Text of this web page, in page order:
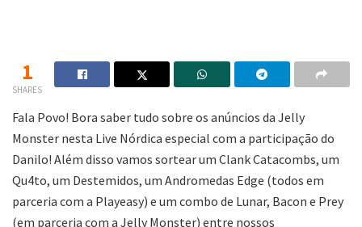
1
SHARES
Fala Povo! Bora saber tudo sobre os anúncios da Jelly
Monster nesta Live Nórdica especial com a participação do
Danilo! Além disso vamos sortear um Clank Catacombs, um
Qu4to, um Destemidos, um Andromedas Edge (todos em
parceria com a Playeasy) e um combo de Lunar, Bacon e Prey
(em parceria com a Jelly Monster) entre nossos